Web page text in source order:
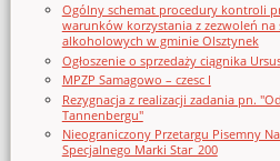
Ogólny schemat procedury kontroli
warunków korzystania z zezwoleń
alkoholowych w gminie Olsztynek
Ogłoszenie o sprzedaży ciągnika
MPZP Samagowo – czesc I
Rezygnacja z realizacji zadania pn.
Tannenbergu"
Nieograniczony Przetargu Pisemny
Specjalnego Marki Star_200